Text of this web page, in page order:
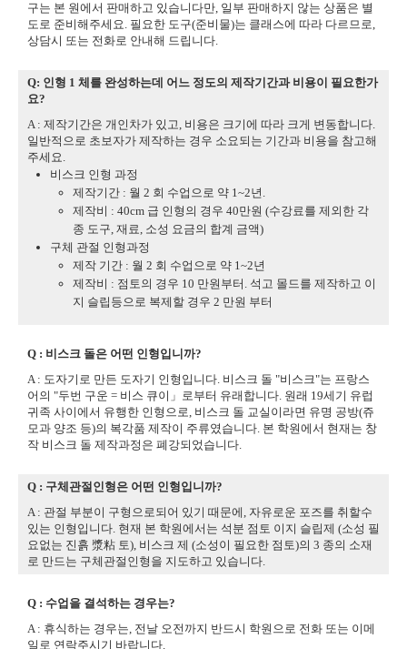
구는 본 원에서 판매하고 있습니다만, 일부 판매하지 않는 상품은 별
도로 준비해주세요. 필요한 도구(준비물)는 클래스에 따라 다르므로,
상담시 또는 전화로 안내해 드립니다.
Q: 인형 1 체를 완성하는데 어느 정도의 제작기간과 비용이 필요한가
요?
A : 제작기간은 개인차가 있고, 비용은 크기에 따라 크게 변동합니다.
일반적으로 초보자가 제작하는 경우 소요되는 기간과 비용을 참고해
주세요.
비스크 인형 과정
제작기간 : 월 2 회 수업으로 약 1~2년.
제작비 : 40cm 급 인형의 경우 40만원 (수강료를 제외한 각
종 도구, 재료, 소성 요금의 합계 금액)
구체 관절 인형과정
제작 기간 : 월 2 회 수업으로 약 1~2년
제작비 : 점토의 경우 10 만원부터. 석고 몰드를 제작하고 이
지 슬립등으로 복제할 경우 2 만원 부터
Q : 비스크 돌은 어떤 인형입니까?
A : 도자기로 만든 도자기 인형입니다. 비스크 돌 "비스크"는 프랑스
어의 "두번 구운 = 비스 큐이」로부터 유래합니다. 원래 19세기 유럽
귀족 사이에서 유행한 인형으로, 비스크 돌 교실이라면 유명 공방(쥬
모과 양조 등)의 복각품 제작이 주류였습니다. 본 학원에서 현재는 창
작 비스크 돌 제작과정은 폐강되었습니다.
Q : 구체관절인형은 어떤 인형입니까?
A : 관절 부분이 구형으로되어 있기 때문에, 자유로운 포즈를 취할수
있는 인형입니다. 현재 본 학원에서는 석분 점토 이지 슬립제 (소성 필
요없는 진흙 漿粘 토), 비스크 제 (소성이 필요한 점토)의 3 종의 소재
로 만드는 구체관절인형을 지도하고 있습니다.
Q : 수업을 결석하는 경우는?
A : 휴식하는 경우는, 전날 오전까지 반드시 학원으로 전화 또는 이메
일로 연락주시기 바랍니다.